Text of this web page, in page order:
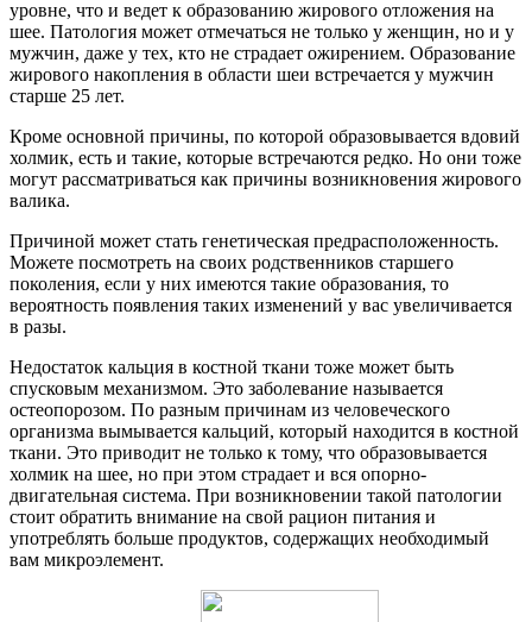
уровне, что и ведет к образованию жирового отложения на
шее. Патология может отмечаться не только у женщин, но и у
мужчин, даже у тех, кто не страдает ожирением. Образование
жирового накопления в области шеи встречается у мужчин
старше 25 лет.
Кроме основной причины, по которой образовывается вдовий
холмик, есть и такие, которые встречаются редко. Но они тоже
могут рассматриваться как причины возникновения жирового
валика.
Причиной может стать генетическая предрасположенность.
Можете посмотреть на своих родственников старшего
поколения, если у них имеются такие образования, то
вероятность появления таких изменений у вас увеличивается
в разы.
Недостаток кальция в костной ткани тоже может быть
спусковым механизмом. Это заболевание называется
остеопорозом. По разным причинам из человеческого
организма вымывается кальций, который находится в костной
ткани. Это приводит не только к тому, что образовывается
холмик на шее, но при этом страдает и вся опорно-
двигательная система. При возникновении такой патологии
стоит обратить внимание на свой рацион питания и
употреблять больше продуктов, содержащих необходимый
вам микроэлемент.